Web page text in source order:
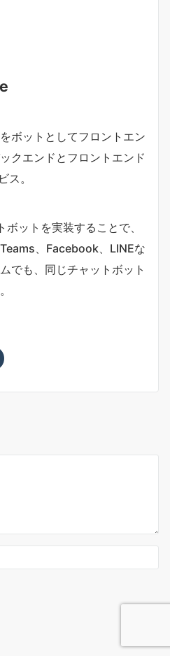
ボットとしてフロントエン
クエンドとフロントエンド
ス。
ットを実装することで、
、Facebook、LINEな
でも、同じチャットボット